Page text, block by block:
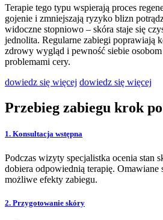
Terapie tego typu wspierają proces
gojenie i zmniejszają ryzyko blizn
widoczne stopniowo – skóra staje się
jednolita. Regularne zabiegi poprawiają
zdrowy wygląd i pewność siebie
problemami cery.
dowiedz się więcej dowiedz się więcej
Przebieg zabiegu krok
1. Konsultacja wstępna
Podczas wizyty specjalistka ocenia stan
dobiera odpowiednią terapię. Omawiane
możliwe efekty zabiegu.
2. Przygotowanie skóry